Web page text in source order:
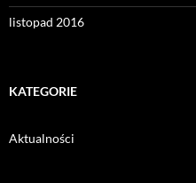
listopad 2016
KATEGORIE
Aktualności